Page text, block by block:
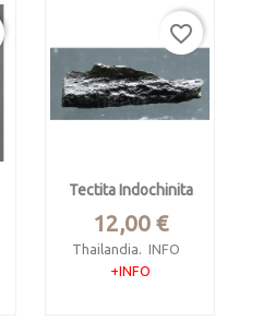
Mide 4.5 x 1.3 x 1.2
Tectita Indochinita
Precio
12,00 €
Thailandia. INFO
+INFO
favorite_border